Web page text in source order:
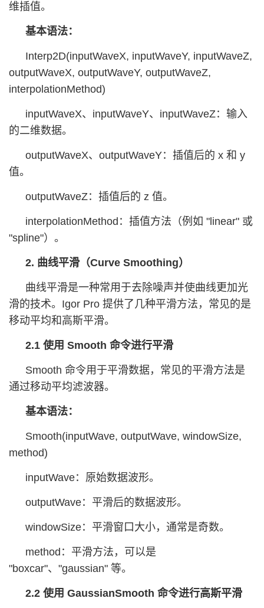
维插值。
基本语法：
Interp2D(inputWaveX, inputWaveY, inputWaveZ,
outputWaveX, outputWaveY, outputWaveZ,
interpolationMethod)
inputWaveX、inputWaveY、inputWaveZ：输入
的二维数据。
outputWaveX、outputWaveY：插值后的 x 和 y
值。
outputWaveZ：插值后的 z 值。
interpolationMethod：插值方法（例如 "linear" 或
"spline"）。
2. 曲线平滑（Curve Smoothing）
曲线平滑是一种常用于去除噪声并使曲线更加光
滑的技术。Igor Pro 提供了几种平滑方法，常见的是
移动平均和高斯平滑。
2.1 使用 Smooth 命令进行平滑
Smooth 命令用于平滑数据，常见的平滑方法是
通过移动平均滤波器。
基本语法：
Smooth(inputWave, outputWave, windowSize,
method)
inputWave：原始数据波形。
outputWave：平滑后的数据波形。
windowSize：平滑窗口大小，通常是奇数。
method：平滑方法，可以是
"boxcar"、"gaussian" 等。
2.2 使用 GaussianSmooth 命令进行高斯平滑